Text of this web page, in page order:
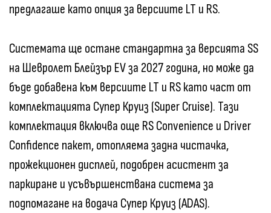
предлагаше като опция за версиите LT и RS.
Системата ще остане стандартна за версията SS
на Шевролет Блейзър EV за 2027 година, но може да
бъде добавена към версиите LT и RS като част от
комплектацията Супер Круиз (Super Cruise). Тази
комплектация включва още RS Convenience и Driver
Confidence пакет, отопляема задна чистачка,
прожекционен дисплей, подобрен асистент за
паркиране и усъвършенствана система за
подпомагане на водача Супер Круиз (ADAS).